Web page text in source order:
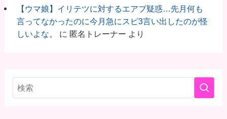
【ウマ娘】イリテツに対するエアプ疑惑…先月何も
言ってなかったのに今月急にスピ3言い出したのが怪
しいよな。
に 匿名トレーナー より